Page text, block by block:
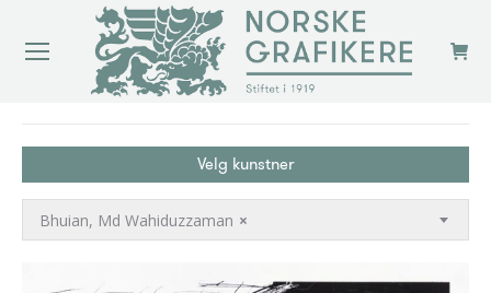
Velg kunstner
×
Bhuian, Md Wahiduzzaman